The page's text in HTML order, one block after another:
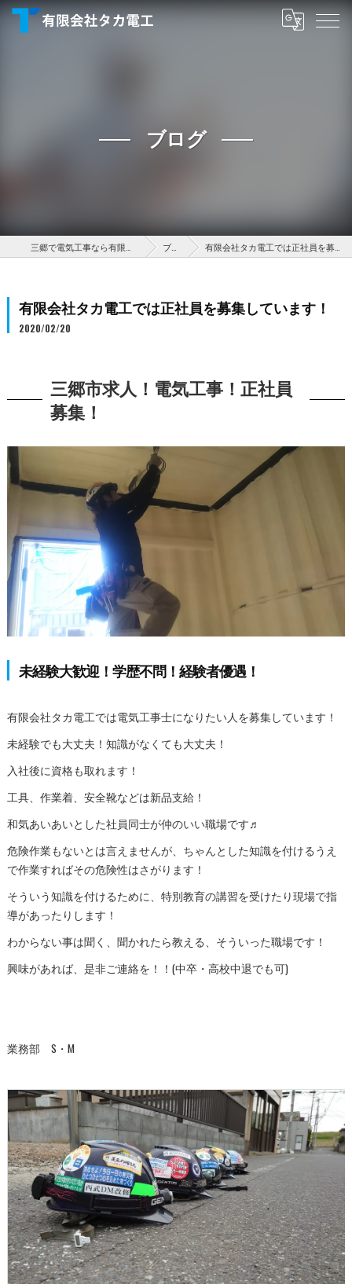
ブログ
ブログ 有限会社タカ電工では正社員を募集しています！
有限会社タカ電工では正社員を募集しています！
2020/02/20
三郷市求人！電気工事！正社員
募集！
未経験大歓迎！学歴不問！経験者優遇！
有限会社タカ電工では電気工事士になりたい人を募集しています！
未経験でも大丈夫！知識がなくても大丈夫！
入社後に資格も取れます！
工具、作業着、安全靴などは新品支給！
和気あいあいとした社員同士が仲のいい職場です♬
危険作業もないとは言えませんが、ちゃんとした知識を付けるうえ
で作業すればその危険性はさがります！
そういう知識を付けるために、特別教育の講習を受けたり現場で指
導があったりします！
わからない事は聞く、聞かれたら教える、そういった職場です！
興味があれば、是非ご連絡を！！(中卒・高校中退でも可)
業務部 S・M